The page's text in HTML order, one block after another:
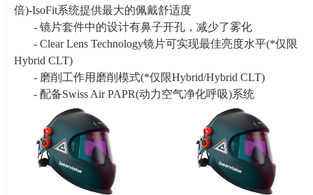
倍)-IsoFit系统提供最大的佩戴舒适度
- 镜片套件中的设计有鼻子开孔，减少了雾化
- Clear Lens Technology镜片可实现最佳亮度水平(*仅限
Hybrid CLT)
- 磨削工作用磨削模式(*仅限Hybrid/Hybrid CLT)
- 配备Swiss Air PAPR(动力空气净化呼吸)系统